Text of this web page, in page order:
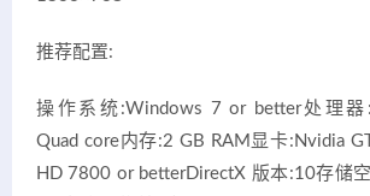
推荐配置:
操作系统:Windows 7 or better处理器
Quad core内存:2 GB RAM显卡:Nvidia
HD 7800 or betterDirectX 版本:10存储